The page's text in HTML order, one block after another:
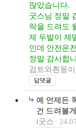
많았습니다.
굿스님 정말
락을 드려도
제 두발이 제
인데 안전운
정말 감사합
검트와흰둥이
답댓글
예 언제든
건 드려볼
i굿스